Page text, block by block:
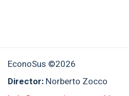
EconoSus ©2026
Director: Norberto Zocco